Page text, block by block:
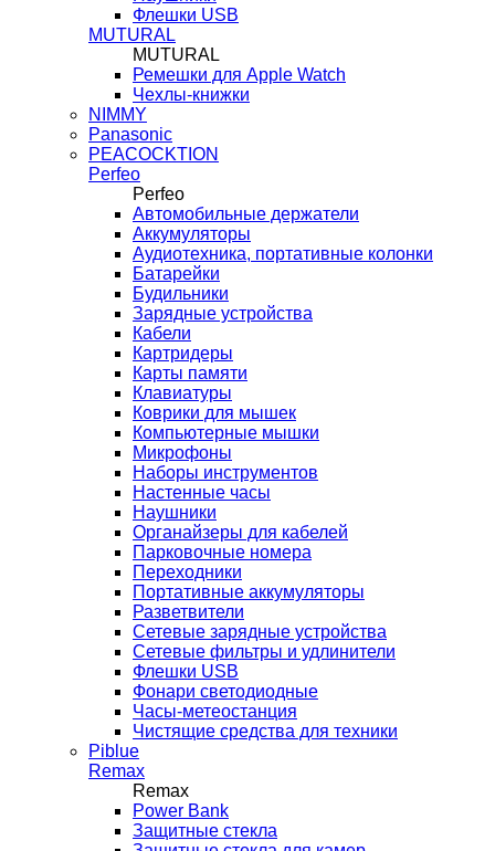
Флешки USB
MUTURAL
MUTURAL
Ремешки для Apple Watch
Чехлы-книжки
NIMMY
Panasonic
PEACOCKTION
Perfeo
Perfeo
Автомобильные держатели
Аккумуляторы
Аудиотехника, портативные колонки
Батарейки
Будильники
Зарядные устройства
Кабели
Картридеры
Карты памяти
Клавиатуры
Коврики для мышек
Компьютерные мышки
Микрофоны
Наборы инструментов
Настенные часы
Наушники
Органайзеры для кабелей
Парковочные номера
Переходники
Портативные аккумуляторы
Разветвители
Сетевые зарядные устройства
Сетевые фильтры и удлинители
Флешки USB
Фонари светодиодные
Часы-метеостанция
Чистящие средства для техники
Piblue
Remax
Remax
Power Bank
Защитные стекла